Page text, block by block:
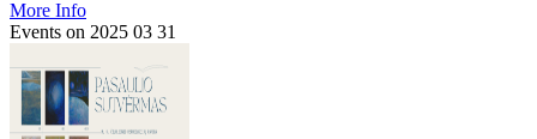
More Info
Events on 2025 03 31